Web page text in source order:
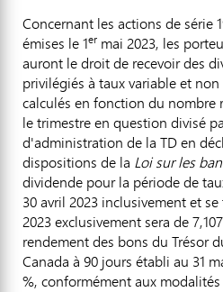
Concernant les actions de série
émises le 1er mai 2023, les
auront le droit de recevoir des
privilégiés à taux variable et
calculés en fonction du nombre
le trimestre en question divisé
d'administration de la TD en
dispositions de la Loi sur les
dividende pour la période de
30 avril 2023 inclusivement et
2023 exclusivement sera de
rendement des bons du Trésor
Canada à 90 jours établi au 31
%, conformément aux